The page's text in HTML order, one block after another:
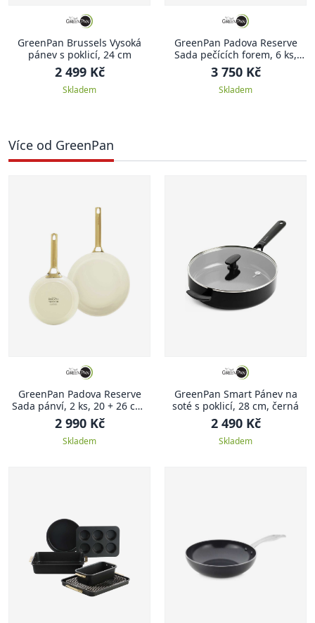
GreenPan Brussels Vysoká
pánev s poklicí, 24 cm
2 499 Kč
Skladem
GreenPan Padova Reserve
Sada pečících forem, 6 ks,
tmavě zelená
3 750 Kč
Skladem
Více od GreenPan
GreenPan Padova Reserve
Sada pánví, 2 ks, 20 + 26 cm,
světle krémová
2 990 Kč
Skladem
GreenPan Smart Pánev na
soté s poklicí, 28 cm, černá
2 490 Kč
Skladem